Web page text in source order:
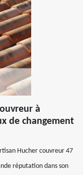
à
de changement
Hucher couvreur 47
réputation dans son